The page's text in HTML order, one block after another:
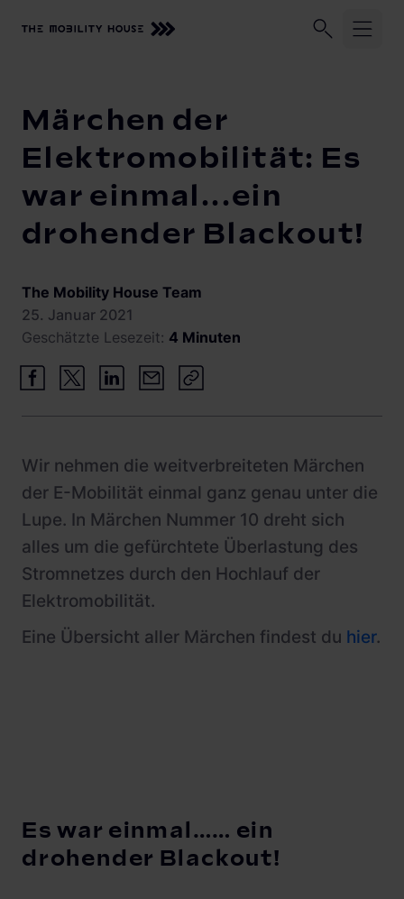
Lösungen und Services
Beratung, Planung und Installation
Monitoring
Zuhause laden
Knowledge Center
Vehicle-to-Grid
Märchen der
Elektromobilität: Es
war einmal...ein
drohender Blackout!
The Mobility House Team
25. Januar 2021
Geschätzte Lesezeit: 4 Minuten
Wir nehmen die weitverbreiteten Märchen
der E-Mobilität einmal ganz genau unter die
Lupe. In Märchen Nummer 10 dreht sich
alles um die gefürchtete Überlastung des
Stromnetzes durch den Hochlauf der
Elektromobilität.
Eine Übersicht aller Märchen findest du hier.
Es war einmal…… ein
drohender Blackout!